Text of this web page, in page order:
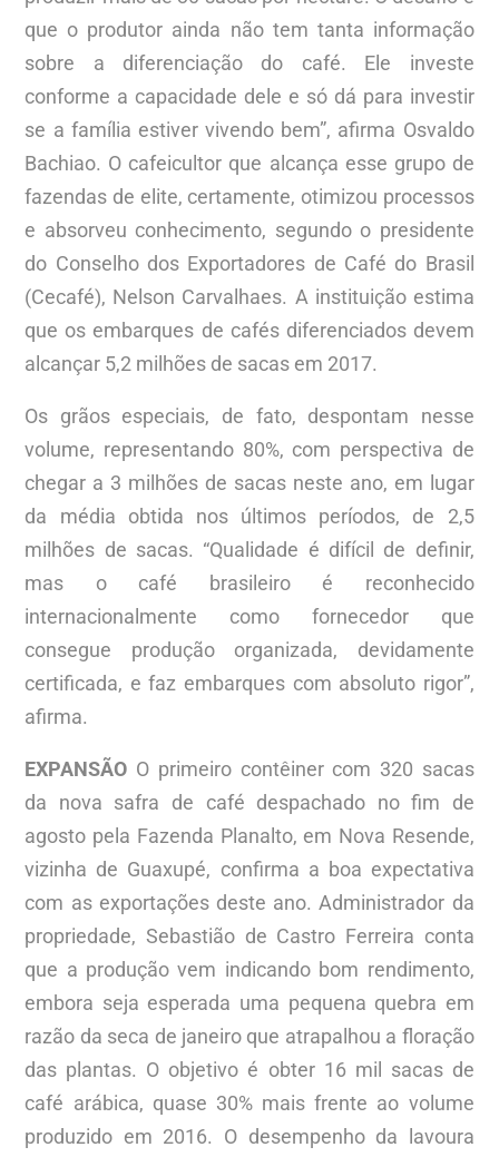
que o produtor ainda não tem tanta informação
sobre a diferenciação do café. Ele investe
conforme a capacidade dele e só dá para investir
se a família estiver vivendo bem”, afirma Osvaldo
Bachiao. O cafeicultor que alcança esse grupo de
fazendas de elite, certamente, otimizou processos
e absorveu conhecimento, segundo o presidente
do Conselho dos Exportadores de Café do Brasil
(Cecafé), Nelson Carvalhaes. A instituição estima
que os embarques de cafés diferenciados devem
alcançar 5,2 milhões de sacas em 2017.
Os grãos especiais, de fato, despontam nesse
volume, representando 80%, com perspectiva de
chegar a 3 milhões de sacas neste ano, em lugar
da média obtida nos últimos períodos, de 2,5
milhões de sacas. “Qualidade é difícil de definir,
mas o café brasileiro é reconhecido
internacionalmente como fornecedor que
consegue produção organizada, devidamente
certificada, e faz embarques com absoluto rigor”,
afirma.
EXPANSÃO O primeiro contêiner com 320 sacas
da nova safra de café despachado no fim de
agosto pela Fazenda Planalto, em Nova Resende,
vizinha de Guaxupé, confirma a boa expectativa
com as exportações deste ano. Administrador da
propriedade, Sebastião de Castro Ferreira conta
que a produção vem indicando bom rendimento,
embora seja esperada uma pequena quebra em
razão da seca de janeiro que atrapalhou a floração
das plantas. O objetivo é obter 16 mil sacas de
café arábica, quase 30% mais frente ao volume
produzido em 2016. O desempenho da lavoura